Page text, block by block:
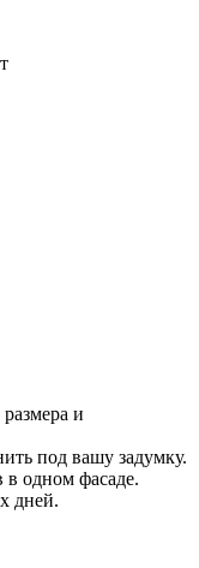
и
под вашу задумку.
в одном фасаде.
дней.